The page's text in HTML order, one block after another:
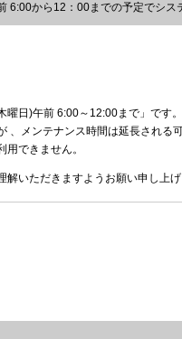
6:00から12：00までの予定でシス
曜日)午前 6:00～12:00まで」です。
、メンテナンス時間は延長される
用できません。
解いただきますようお願い申し上